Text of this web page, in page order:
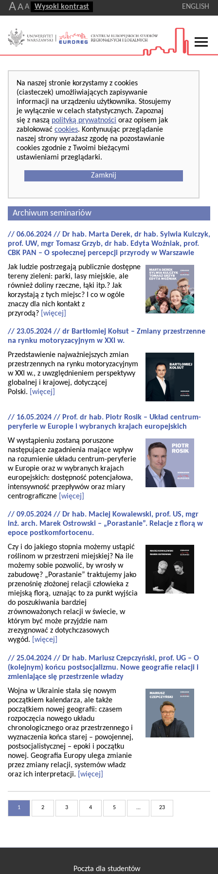
AA A Wysoki kontrast ENGLISH
Na naszej stronie korzystamy z cookies
(ciasteczek) umożliwiających zapisywanie
informacji na urządzeniu użytkownika. Stosujemy
je wyłącznie w celach statystycznych. Zapoznaj
się z naszą polityką prywatności oraz opisem jak
zablokować cookies. Kontynuując przeglądanie
naszej strony wyrażasz zgodę na pozostawianie
cookies zgodnie z Twoimi bieżącymi
ustawieniami przeglądarki.
Zamknij
Archiwum seminariów
// 06.06.2024 // Dr hab. Marta Derek, dr hab. Sylwia Kulczyk,
prof. UW, mgr Tomasz Grzyb, dr hab. Edyta Woźniak, prof.
CBK PAN – O społecznej percepcji przyrody w Warszawie
Jak ludzie postrzegają publicznie dostępne
tereny zieleni: parki, lasy miejskie, ale
również doliny rzeczne, łąki itp.? Jak
korzystają z tych miejsc? I co w ogóle
znaczy dla nich kontakt z
przyrodą? [więcej]
// 23.05.2024 // dr Bartłomiej Kołsut – Zmiany przestrzenne
na rynku motoryzacyjnym w XXI w.
Przedstawienie najważniejszych zmian
przestrzennych na rynku motoryzacyjnym
w XXI w., z uwzględnieniem perspektywy
globalnej i krajowej, dotyczącej
Polski.
[więcej]
// 16.05.2024 // Prof. dr hab. Piotr Rosik – Układ centrum-
peryferie w Europie i wybranych krajach europejskich
W wystąpieniu zostaną poruszone
następujące zagadnienia mające wpływ
na rozumienie układu centrum-peryferie
w Europie oraz w wybranych krajach
europejskich: dostępność potencjałowa,
intensywność przepływów oraz miary
centrograficzne [więcej]
// 09.05.2024 // Dr hab. Maciej Kowalewski, prof. US, mgr
inż. arch. Marek Ostrowski – „Porastanie”. Relacje z florą w
epoce postkomfortocenu.
Czy i do jakiego stopnia możemy ustąpić
roślinom w przestrzeni miejskiej? Na ile
możemy sobie pozwolić, by wrosły w
zabudowę? „Porastanie” traktujemy jako
przenośnię złożonej relacji człowieka z
miejską florą, uznając to za punkt wyjścia
do poszukiwania bardziej
zrównoważonych relacji w świecie, w
którym być może przyjdzie nam
zrezygnować z dotychczasowych
wygód.
[więcej]
// 25.04.2024 // Dr hab. Mariusz Czepczyński, prof. UG – O
(kolejnym) końcu postsocjalizmu. Nowe geografie relacji i
zmieniające się przestrzenie władzy
Wojna w Ukrainie stała się nowym
początkiem kalendarza, ale także
początkiem nowej geografii: czasem
rozpoczęcia nowego układu
chronologicznego oraz przestrzennego i
wyznaczenia końca starej – powojennej,
postsocjalistycznej – epoki i początku
nowej. Geografia Europy ulega zmianie
przez zmiany relacji, systemów władz
oraz ich interpretacji.
[więcej]
1 2 3 4 5 ... 23
Poczta dla studentów